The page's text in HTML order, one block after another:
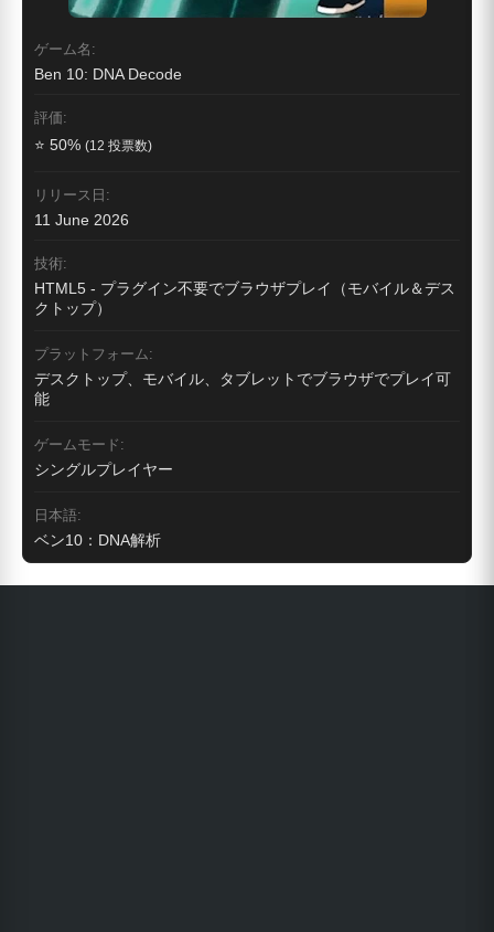
ゲーム名:
Ben 10: DNA Decode
評価:
⭐ 50% (12 投票数)
リリース日:
11 June 2026
技術:
HTML5 - プラグイン不要でブラウザプレイ（モバイル＆デス
クトップ）
プラットフォーム:
デスクトップ、モバイル、タブレットでブラウザでプレイ可
能
ゲームモード:
シングルプレイヤー
日本語:
ベン10：DNA解析